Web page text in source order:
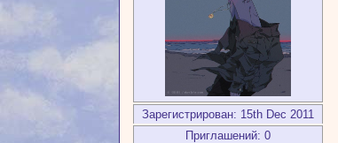
Зарегистрирован: 15th Dec 2011
Приглашений: 0